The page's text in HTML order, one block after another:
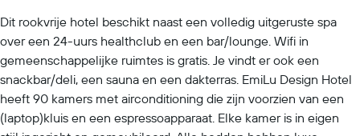
Dit rookvrije hotel beschikt naast een volledig uitgeruste spa
over een 24-uurs healthclub en een bar/lounge. Wifi in
gemeenschappelijke ruimtes is gratis. Je vindt er ook een
snackbar/deli, een sauna en een dakterras. EmiLu Design Hotel
heeft 90 kamers met airconditioning die zijn voorzien van een
(laptop)kluis en een espressoapparaat. Elke kamer is in eigen